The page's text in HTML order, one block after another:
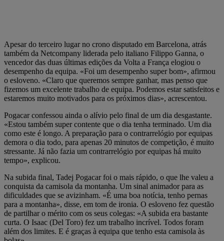
Apesar do terceiro lugar no crono disputado em Barcelona, atrás
também da Netcompany liderada pelo italiano Filippo Ganna, o
vencedor das duas últimas edições da Volta a França elogiou o
desempenho da equipa. «Foi um desempenho super bom», afirmou
o esloveno. «Claro que queremos sempre ganhar, mas penso que
fizemos um excelente trabalho de equipa. Podemos estar satisfeitos e
estaremos muito motivados para os próximos dias», acrescentou.
Pogacar confessou ainda o alívio pelo final de um dia desgastante.
«Estou também super contente que o dia tenha terminado. Um dia
como este é longo. A preparação para o contrarrelógio por equipas
demora o dia todo, para apenas 20 minutos de competição, é muito
stressante. Já não fazia um contrarrelógio por equipas há muito
tempo», explicou.
Na subida final, Tadej Pogacar foi o mais rápido, o que lhe valeu a
conquista da camisola da montanha. Um sinal animador para as
dificuldades que se avizinham. «É uma boa notícia, tenho pernas
para a montanha», disse, em tom de ironia. O esloveno fez questão
de partilhar o mérito com os seus colegas: «A subida era bastante
curta. O Isaac (Del Toro) fez um trabalho incrível. Todos foram
além dos limites. E é graças à equipa que tenho esta camisola às